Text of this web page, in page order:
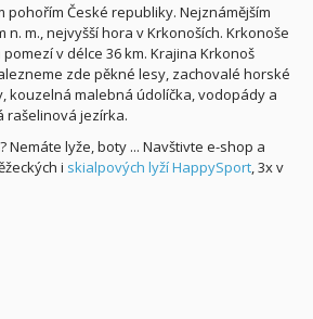
pohořím České republiky. Nejznámějším
n. m., nejvyšší hora v Krkonoších. Krkonoše
v délce 36 km. Krajina Krkonoš
zde pěkné lesy, zachovalé horské
kouzelná malebná údolíčka, vodopády a
rašelinová jezírka.
Nemáte lyže, boty ... Navštivte e-shop a
i skialpových lyží HappySport , 3x v